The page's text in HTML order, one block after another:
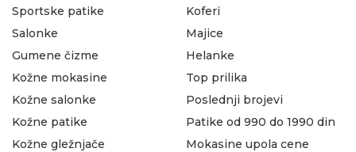
Sportske patike
Salonke
Gumene čizme
Koferi
Majice
Helanke
Kožne mokasine
Kožne salonke
Kožne patike
Kožne gležnjače
Top prilika
Poslednji brojevi
Patike od 990 do 1990 din
Mokasine upola cene